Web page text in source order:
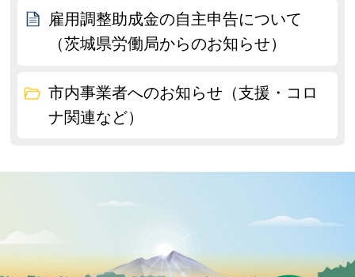
雇用調整助成金の自主申告について
（茨城県労働局からのお知らせ）
市内事業者へのお知らせ（支援・コロ
ナ関連など）